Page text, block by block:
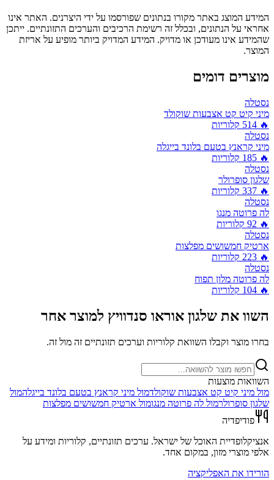
המידע המוצג באתר מקורו בנתונים שפורסמו על ידי היצרנים. האתר אינו
אחראי על הנתונים, ובכלל זה רשימת הרכיבים והערכים התזונתיים. ייתכן
שהמידע אינו מעודכן או מדויק. המידע המדויק ביותר מופיע על אריזת
המוצר.
מוצרים דומים
נסטלה
מיני קיט קט אצבעות שוקולד
🔥
514 קלוריות
נסטלה
מיני קראנץ בטעם בלונד בייגלה
🔥
185 קלוריות
נסטלה
שלגון סופרולר
🔥
337 קלוריות
נסטלה
לה פרוטה מנגו
🔥
92 קלוריות
נסטלה
ארטיק חמשושים מפלצות
🔥
223 קלוריות
נסטלה
לה פרוטה מלון תפוח
🔥
104 קלוריות
השוו את שלגון אוראו סנדוויץ למוצר אחר
בחרו מוצר וקבלו השוואת קלוריות וערכים תזונתיים זה מול זה.
השוואות מוצעות
מול מיני קיט קט אצבעות שוקולדמול מיני קראנץ בטעם בלונד בייגלהמול
שלגון סופרולרמול לה פרוטה מנגומול ארטיק חמשושים מפלצות
פודיפדיה
אנציקלופדיית האוכל של ישראל. ערכים תזונתיים, קלוריות ומידע על
אלפי מוצרי מזון, במקום אחד.
הורידו את האפליקציה